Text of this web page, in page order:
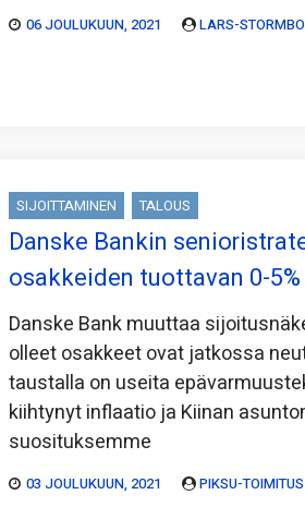
06 JOULUKUUN, 2021 LARS-
SIJOITTAMINEN TALOUS
Danske Bankin
osakkeiden tuottavan 0-
Danske Bank muuttaa
olleet osakkeet ovat jatkossa
taustalla on useita
kiihtynyt inflaatio ja Kiinan
suosituksemme
03 JOULUKUUN, 2021 PIKSU-TOIMITUS